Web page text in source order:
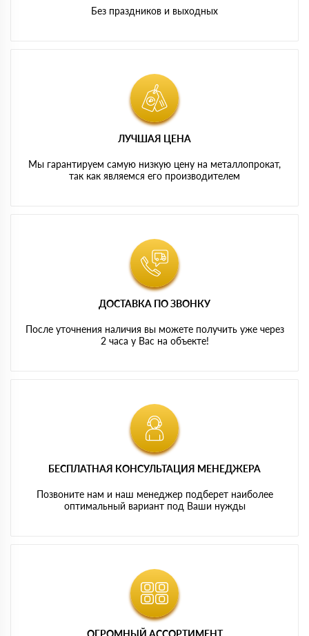
Без праздников и выходных
ЛУЧШАЯ ЦЕНА
Мы гарантируем самую низкую цену на металлопрокат,
так как являемся его производителем
ДОСТАВКА ПО ЗВОНКУ
После уточнения наличия вы можете получить уже через
2 часа у Вас на объекте!
БЕСПЛАТНАЯ КОНСУЛЬТАЦИЯ МЕНЕДЖЕРА
Позвоните нам и наш менеджер подберет наиболее
оптимальный вариант под Ваши нужды
ОГРОМНЫЙ АССОРТИМЕНТ